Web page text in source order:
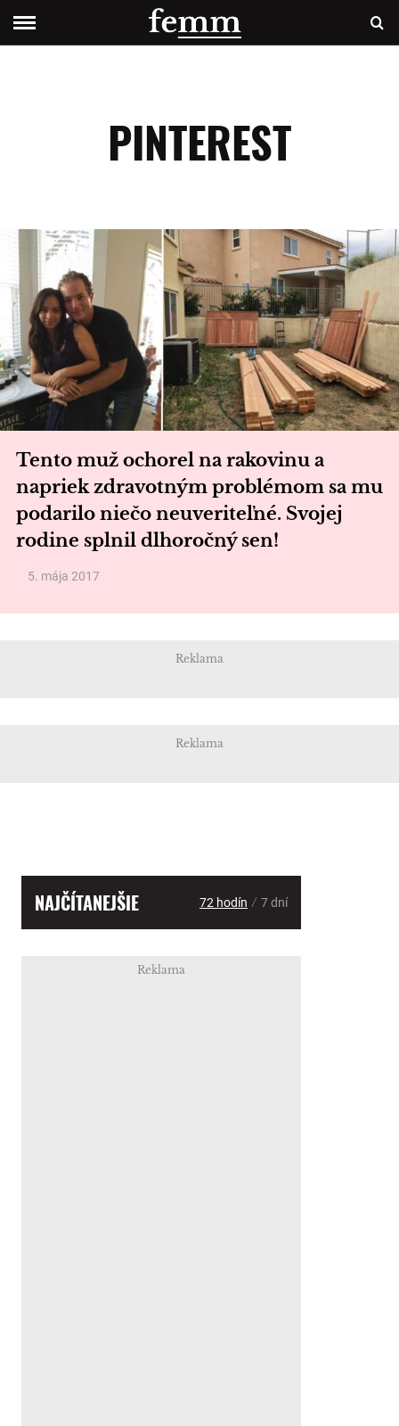
PINTEREST
Tento muž ochorel na rakovinu a
napriek zdravotným problémom sa mu
podarilo niečo neuveriteľné. Svojej
rodine splnil dlhoročný sen!
5. mája 2017
Reklama
Reklama
NAJČÍTANEJŠIE 72 hodín / 7 dní
Reklama